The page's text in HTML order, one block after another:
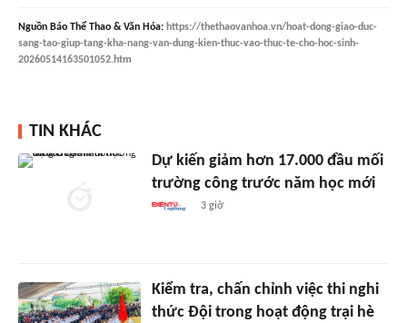
Nguồn Báo Thể Thao & Văn Hóa: https://thethaovanhoa.vn/hoat-dong-giao-duc-
sang-tao-giup-tang-kha-nang-van-dung-kien-thuc-vao-thuc-te-cho-hoc-sinh-
20260514163501052.htm
TIN KHÁC
Dự kiến giảm hơn 17.000 đầu mối
trường công trước năm học mới
3 giờ
Kiểm tra, chấn chỉnh việc thi nghi
thức Đội trong hoạt động trại hè